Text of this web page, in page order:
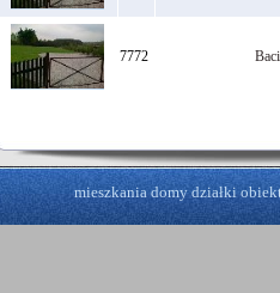
7772
mieszkania domy działki